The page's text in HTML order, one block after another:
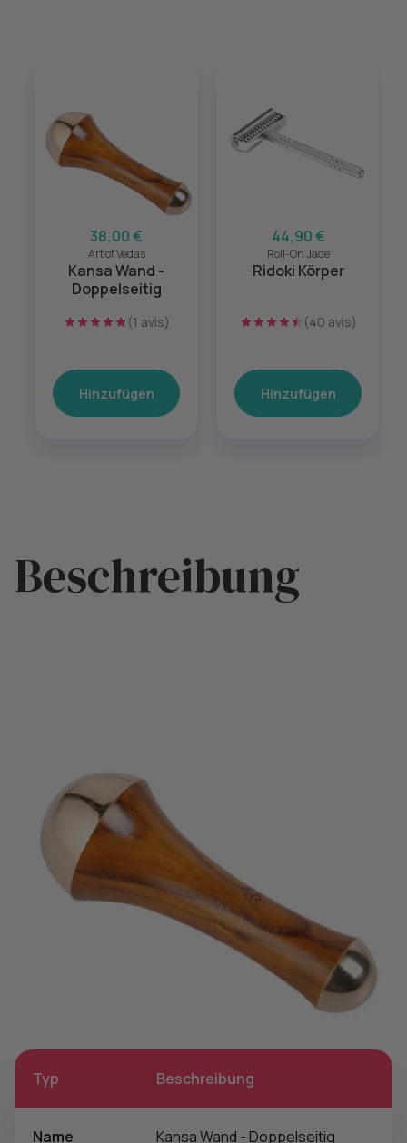
38,00 €
Art of Vedas
Kansa Wand -
Doppelseitig
(1 avis)
Hinzufügen
44,90 €
Roll-On Jade
Ridoki Körper
(40 avis)
Hinzufügen
Beschreibung
Typ Beschreibung
Name Kansa Wand - Doppelseitig